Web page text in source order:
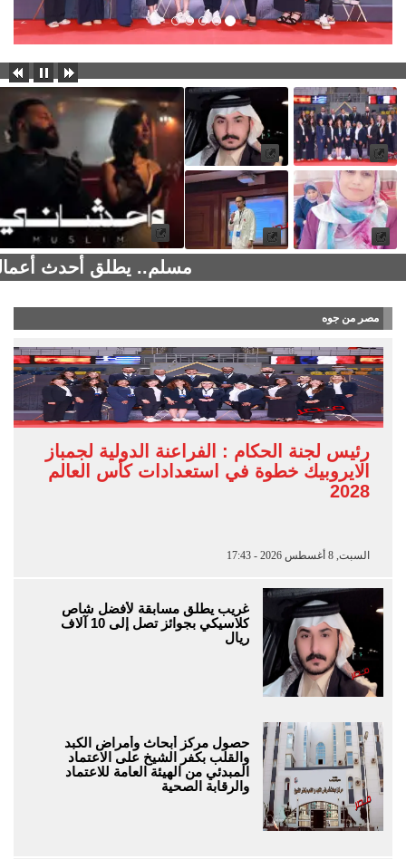
مسلم.. يطلق أحدث
مصر من جوه
رئيس لجنة الحكام : الفراعنة الدولية لجمباز
الايروبيك خطوة في استعدادات كأس العالم
2028
السبت, 8 أغسطس 2026 - 17:43
غريب يطلق مسابقة لأفضل شاص
كلاسيكي بجوائز تصل إلى 10 آلاف
ريال
حصول مركز أبحاث وأمراض الكبد
والقلب بكفر الشيخ على الاعتماد
المبدئي من الهيئة العامة للاعتماد
والرقابة الصحية